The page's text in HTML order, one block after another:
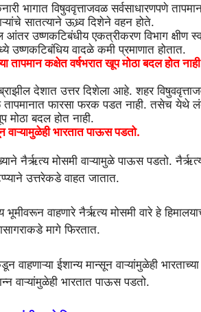
भागात विषुववृत्ताजवळ सर्वसाधारणपणे
सातत्याने ऊध्र्व दिशेने वहन होते.
आंतर उष्णकटिबंधीय एकत्रीकरण विभाग क्षीण
उष्णकटिबंधिय वादळे कमी प्रमाणात होतात.
तापमान कक्षेत वर्षभरात खूप मोठा बदल होत
देशात उत्तर दिशेला आहे. शहर
तापमानात फारसा फरक पडत नाही. तसेच येथे
मोठा बदल होत नाही.
वाऱ्यामुळेही भारतात पाऊस पडतो.
नैर्ऋत्य मोसमी वाऱ्यामुळे पाऊस पडतो.
उत्तरेकडे वाहत जातात.
भूमीवरून वाहणारे नैर्ऋत्य मोसमी वारे हे
मागे फिरतात.
वाहणाऱ्या ईशान्य मान्सून वाऱ्यांमुळेही
वाऱ्यांमुळेही भारतात पाऊस पडतो.